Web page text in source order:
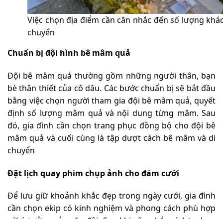
Việc chọn địa điểm cần cân nhắc đến số lượng
chuyển
Chuẩn bị đội hình bê mâm quả
Đội bê mâm quả thường gồm những người thân, bạn
bè thân thiết của cô dâu. Các bước chuẩn bị sẽ bắt đầu
bằng việc chọn người tham gia đội bê mâm quả, quyết
định số lượng mâm quả và nội dung từng mâm. Sau
đó, gia đình cần chọn trang phục đồng bộ cho đội bê
mâm quả và cuối cùng là tập dượt cách bê mâm và di
chuyển
Đặt lịch quay phim chụp ảnh cho đám cưới
Để lưu giữ khoảnh khắc đẹp trong ngày cưới, gia đình
cần chọn ekip có kinh nghiệm và phong cách phù hợp